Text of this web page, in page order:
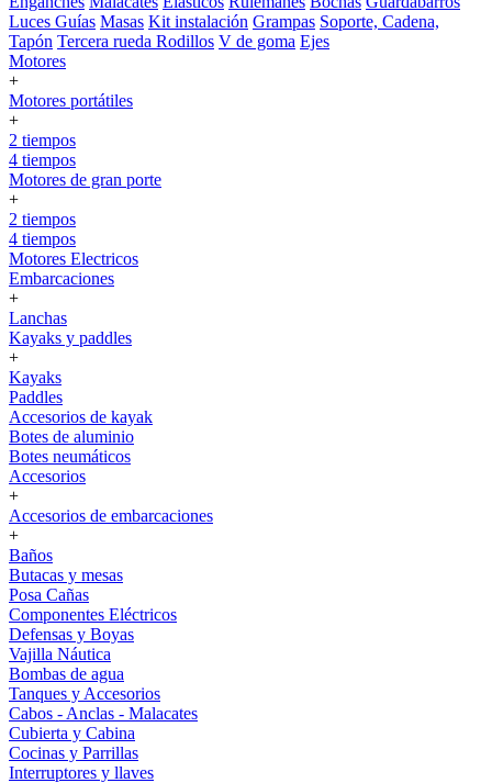
Luces Guías Masas Kit instalación Grampas Soporte, Cadena,
Tapón Tercera rueda Rodillos V de goma Ejes
Motores
+
Motores portátiles
+
2 tiempos
4 tiempos
Motores de gran porte
+
2 tiempos
4 tiempos
Motores Electricos
Embarcaciones
+
Lanchas
Kayaks y paddles
+
Kayaks
Paddles
Accesorios de kayak
Botes de aluminio
Botes neumáticos
Accesorios
+
Accesorios de embarcaciones
+
Baños
Butacas y mesas
Posa Cañas
Componentes Eléctricos
Defensas y Boyas
Vajilla Náutica
Bombas de agua
Tanques y Accesorios
Cabos - Anclas - Malacates
Cubierta y Cabina
Cocinas y Parrillas
Interruptores y llaves